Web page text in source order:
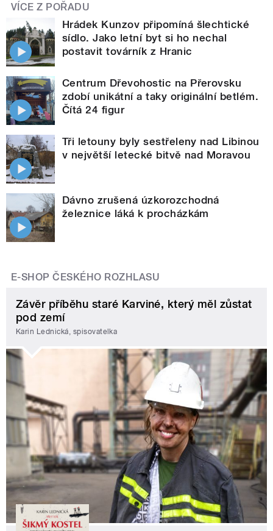
VÍCE Z POŘADU
Hrádek Kunzov připomíná šlechtické
sídlo. Jako letní byt si ho nechal
postavit továrník z Hranic
Centrum Dřevohostic na Přerovsku
zdobí unikátní a taky originální betlém.
Čítá 24 figur
Tři letouny byly sestřeleny nad Libinou
v největší letecké bitvě nad Moravou
Dávno zrušená úzkorozchodná
železnice láká k procházkám
E-SHOP ČESKÉHO ROZHLASU
Závěr příběhu staré Karviné, který měl zůstat
pod zemí
Karin Lednická, spisovatelka